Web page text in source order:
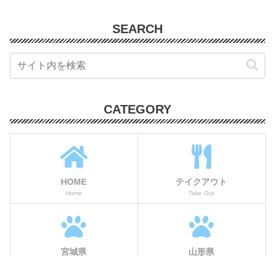
SEARCH
CATEGORY
HOME
Home
テイクアウト
Take Out
宮城県 山形県